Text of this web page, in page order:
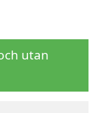
utan